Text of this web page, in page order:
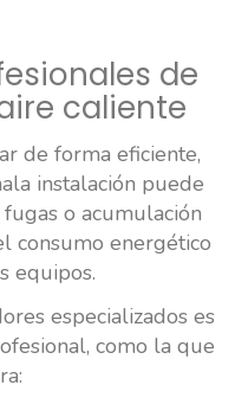
de
caliente
de forma eficiente,
instalación puede
o acumulación
consumo energético
equipos.
especializados es
como la que